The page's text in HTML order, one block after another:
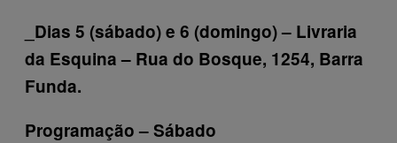
_Dias 5 (sábado) e 6 (domingo) – Livraria
da Esquina – Rua do Bosque, 1254, Barra
Funda.
Programação – Sábado